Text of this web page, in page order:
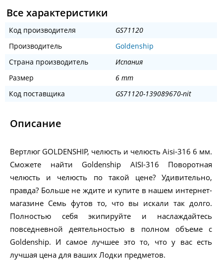
Все характеристики
Код производителя
GS71120
Производитель
Goldenship
Страна производитель
Испания
Размер
6 mm
Код поставщика
GS71120-139089670-nit
Описание
Вертлюг GOLDENSHIP, челюсть и челюсть Aisi-316 6 мм.
Сможете найти Goldenship AISI-316 Поворотная
челюсть и челюсть по такой цене? Удивительно,
правда? Больше не ждите и купите в нашем интернет-
магазине Семь футов то, что вы искали так долго.
Полностью себя экипируйте и наслаждайтесь
повседневной деятельностью в полном объеме с
Goldenship. И самое лучшее это то, что у вас есть
лучшая цена для ваших Лодки предметов.